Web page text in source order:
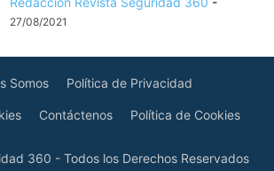
27/08/2021
Somos Política de Privacidad
Contáctenos Política de Cookies
360 - Todos los Derechos Reservados